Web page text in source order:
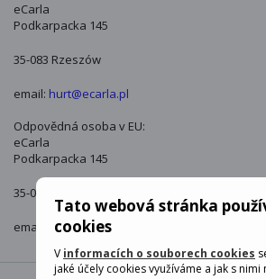
Tato webová stránka
cookies
V informacích o souborech cookies
jaké účely cookies využíváme a jak s nimi
eCarla
Podkarpacka 145
35-083 Rzeszów
email: hurt@ecarla.pl
Odpovědná osoba v EU:
eCarla
Podkarpacka 145
35-083 Rzeszów
email: hurt@ecarla.pl